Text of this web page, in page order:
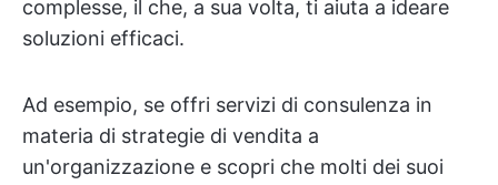
complesse, il che, a sua volta, ti aiuta a ideare
soluzioni efficaci.
Ad esempio, se offri servizi di consulenza in
materia di strategie di vendita a
un'organizzazione e scopri che molti dei suoi